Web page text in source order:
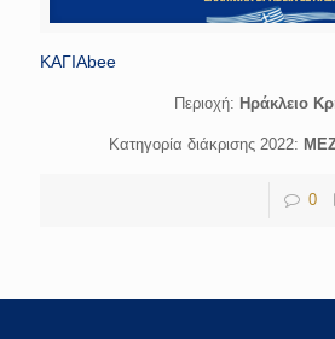
ΚΑΓΙΑbee
Περιοχή: Hράκλειο
Κατηγορία διάκρισης 2022:
0